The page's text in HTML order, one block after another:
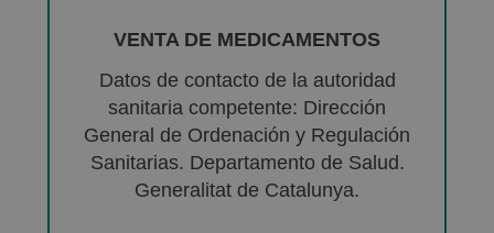
VENTA DE MEDICAMENTOS
Datos de contacto de la autoridad
sanitaria competente: Dirección
General de Ordenación y Regulación
Sanitarias. Departamento de Salud.
Generalitat de Catalunya.